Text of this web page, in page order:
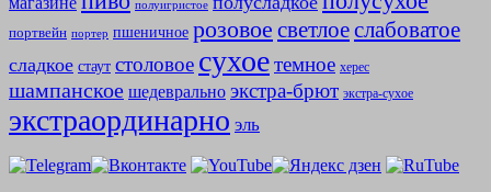
полуигристое
портвейн портер пшеничное розовое светлоеслабоватое
сладкое стаут столовое сухоетемное херес
шампанское шедеврально экстра-брют экстра-сухое
экстраординарно эль